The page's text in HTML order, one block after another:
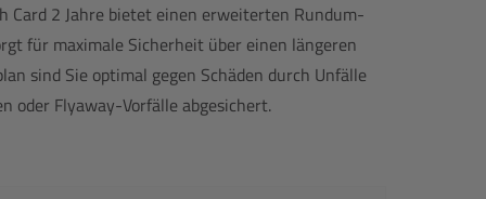
Card 2 Jahre bietet einen erweiterten Rundum-
für maximale Sicherheit über einen längeren
sind Sie optimal gegen Schäden durch Unfälle
oder Flyaway-Vorfälle abgesichert.